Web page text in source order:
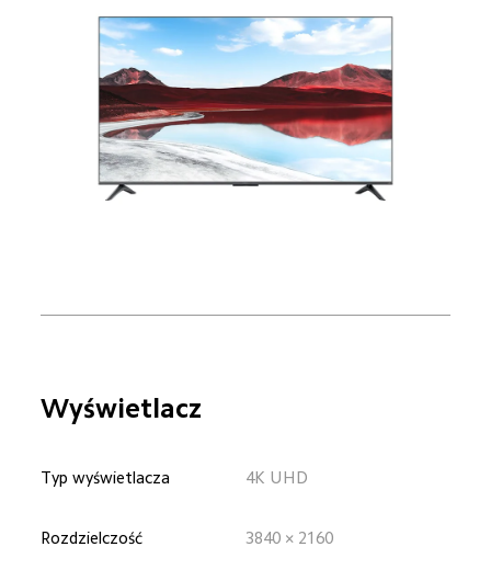
Wyświetlacz
Typ wyświetlacza 4K UHD
Rozdzielczość 3840 × 2160